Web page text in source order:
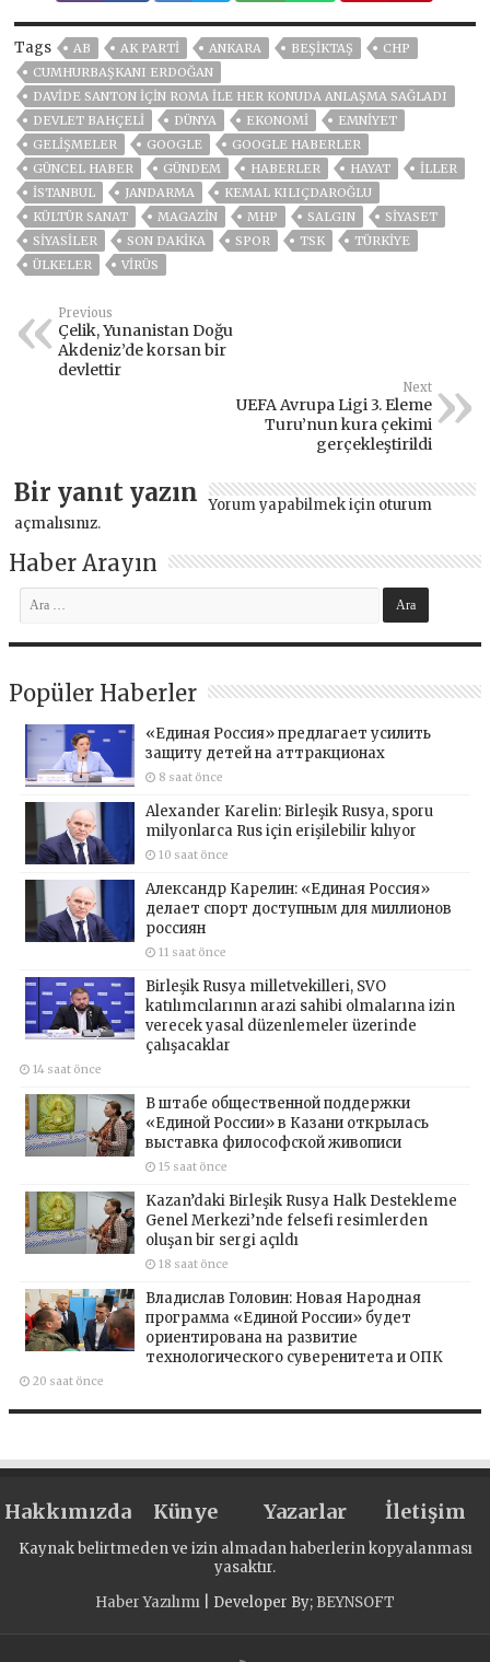
Tags AB AK PARTİ ANKARA BEŞIKTAŞ
CHP
CUMHURBAŞKANI ERDOĞAN
DAVIDE SANTON IÇIN ROMA ILE HER KONUDA ANLAŞMA SAĞLADI
DEVLET BAHÇELİ
DÜNYA EKONOMİ
EMNİYET
GELIŞMELER
GOOGLE
GOOGLE HABERLER
GÜNCEL HABER
GÜNDEM HABERLER HAYAT
İLLER
ISTANBUL
JANDARMA
KEMAL KILIÇDAROĞLU
KÜLTÜR SANAT
MAGAZİN MHP SALGIN
SİYASET
SİYASİLER
SON DAKIKA SPOR TSK
TÜRKİYE
ÜLKELER
VIRÜS
Previous
Çelik, Yunanistan Doğu
Akdeniz’de korsan bir
devlettir
Next
UEFA Avrupa Ligi 3. Eleme
Turu’nun kura çekimi
gerçekleştirildi
Bir yanıt yazın Yorum yapabilmek için oturum
açmalısınız.
Haber Arayın
Popüler Haberler
«Единая Россия» предлагает усилить
защиту детей на аттракционах
8 saat önce
Alexander Karelin: Birleşik Rusya, sporu
milyonlarca Rus için erişilebilir kılıyor
10 saat önce
Александр Карелин: «Единая Россия»
делает спорт доступным для миллионов
россиян
11 saat önce
Birleşik Rusya milletvekilleri, SVO
katılımcılarının arazi sahibi olmalarına izin
verecek yasal düzenlemeler üzerinde
çalışacaklar
14 saat önce
В штабе общественной поддержки
«Единой России» в Казани открылась
выставка философской живописи
15 saat önce
Kazan’daki Birleşik Rusya Halk Destekleme
Genel Merkezi’nde felsefi resimlerden
oluşan bir sergi açıldı
18 saat önce
Владислав Головин: Новая Народная
программа «Единой России» будет
ориентирована на развитие
технологического суверенитета и ОПК
20 saat önce
Hakkımızda Künye Yazarlar İletişim
Kaynak belirtmeden ve izin almadan haberlerin kopyalanması
yasaktır.
Haber Yazılımı | Developer By; BEYNSOFT